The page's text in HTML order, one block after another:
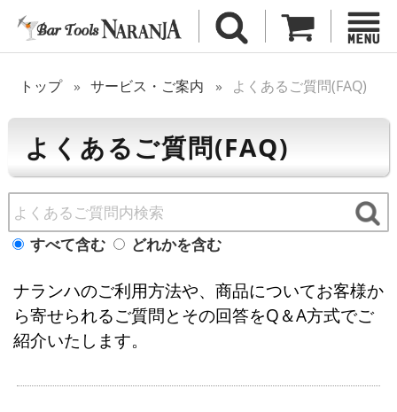
トップ サービス・ご案内 よくあるご質問(FAQ)
よくあるご質問(FAQ)
すべて含む どれかを含む
ナランハのご利用方法や、商品についてお客様か
ら寄せられるご質問とその回答をQ＆A方式でご
紹介いたします。